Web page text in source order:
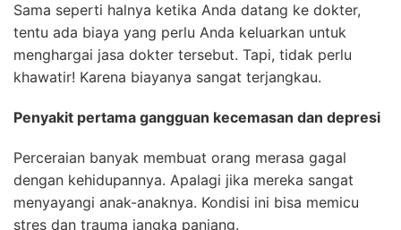
Sama seperti halnya ketika Anda datang ke dokter,
tentu ada biaya yang perlu Anda keluarkan untuk
menghargai jasa dokter tersebut. Tapi, tidak perlu
khawatir! Karena biayanya sangat terjangkau.
Penyakit pertama gangguan kecemasan dan depresi
Perceraian banyak membuat orang merasa gagal
dengan kehidupannya. Apalagi jika mereka sangat
menyayangi anak-anaknya. Kondisi ini bisa memicu
stres dan trauma jangka panjang.